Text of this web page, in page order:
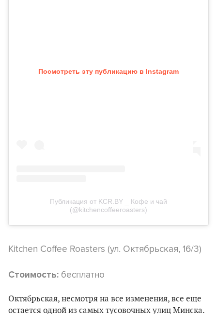
Посмотреть эту публикацию в Instagram
Публикация от KCR.BY _ Кофе и чай
(@kitchencoffeeroasters)
Kitchen Coffee Roasters (ул. Октябрьская, 16/3)
Стоимость: бесплатно
Октябрьская, несмотря на все изменения, все еще
остается одной из самых тусовочных улиц Минска.